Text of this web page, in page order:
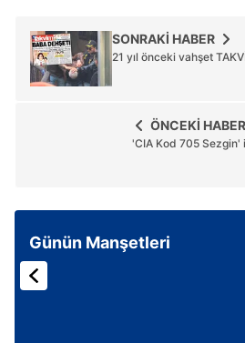
SONRAKİ HABER
21 yıl önceki vahşet
ÖNCEKİ HABER
'CIA Kod 705 Sezgin'
Günün Manşetleri